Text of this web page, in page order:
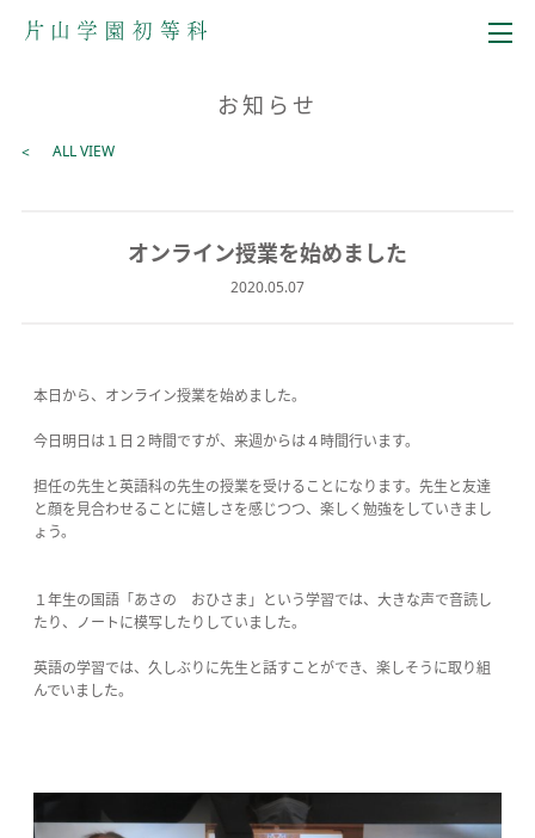
お知らせ
ALL VIEW
オンライン授業を始めました
2020.05.07
本日から、オンライン授業を始めました。
今日明日は１日２時間ですが、来週からは４時間行います。
担任の先生と英語科の先生の授業を受けることになります。先生と友達
と顔を見合わせることに嬉しさを感じつつ、楽しく勉強をしていきまし
ょう。
１年生の国語「あさの おひさま」という学習では、大きな声で音読し
たり、ノートに模写したりしていました。
英語の学習では、久しぶりに先生と話すことができ、楽しそうに取り組
んでいました。